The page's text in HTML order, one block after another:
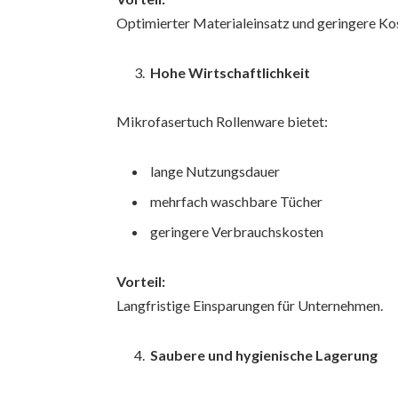
Optimierter Materialeinsatz und geringere
Hohe Wirtschaftlichkeit
Mikrofasertuch Rollenware bietet:
lange Nutzungsdauer
mehrfach waschbare Tücher
geringere Verbrauchskosten
Vorteil:
Langfristige Einsparungen für Unternehmen.
Saubere und hygienische Lagerung